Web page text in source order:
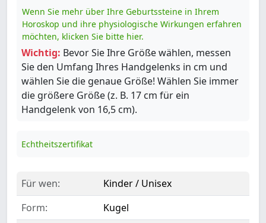
Wenn Sie mehr über Ihre Geburtssteine in Ihrem
Horoskop und ihre physiologische Wirkungen erfahren
möchten, klicken Sie bitte hier.
Wichtig: Bevor Sie Ihre Größe wählen, messen
Sie den Umfang Ihres Handgelenks in cm und
wählen Sie die genaue Größe! Wählen Sie immer
die größere Größe (z. B. 17 cm für ein
Handgelenk von 16,5 cm).
Echtheitszertifikat
Für wen:
Kinder / Unisex
Form:
Kugel